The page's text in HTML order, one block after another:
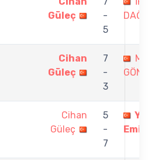
Güleç
-
5
Cihan
Güleç
7
-
3
Cihan
Güleç
5
-
7
Emik